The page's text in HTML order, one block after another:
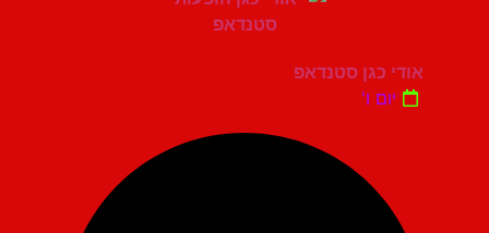
אודי כגן סטנדאפ
יום ו'